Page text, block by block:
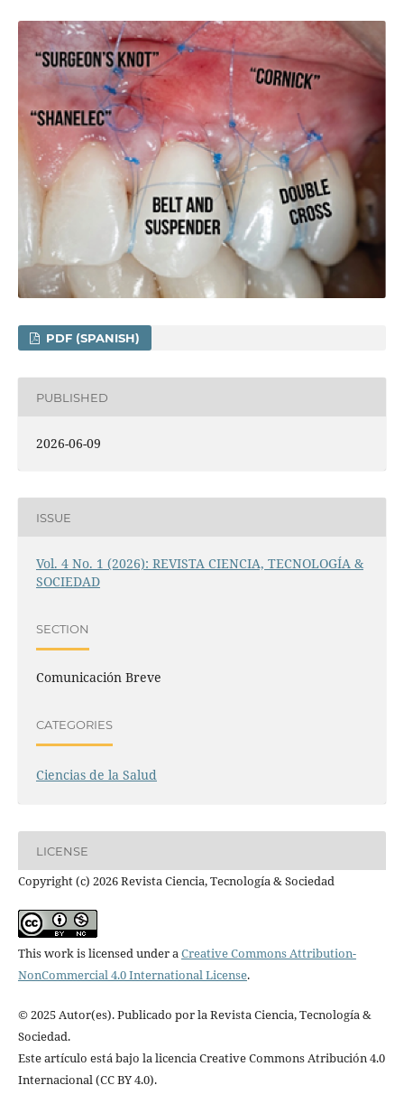
PDF (SPANISH)
PUBLISHED
2026-06-09
ISSUE
Vol. 4 No. 1 (2026): REVISTA CIENCIA, TECNOLOGÍA &
SOCIEDAD
SECTION
Comunicación Breve
CATEGORIES
Ciencias de la Salud
LICENSE
Copyright (c) 2026 Revista Ciencia, Tecnología & Sociedad
This work is licensed under aCreative Commons Attribution-
NonCommercial 4.0 International License.
© 2025 Autor(es). Publicado por la Revista Ciencia, Tecnología &
Sociedad.
Este artículo está bajo la licencia Creative Commons Atribución 4.0
Internacional (CC BY 4.0).